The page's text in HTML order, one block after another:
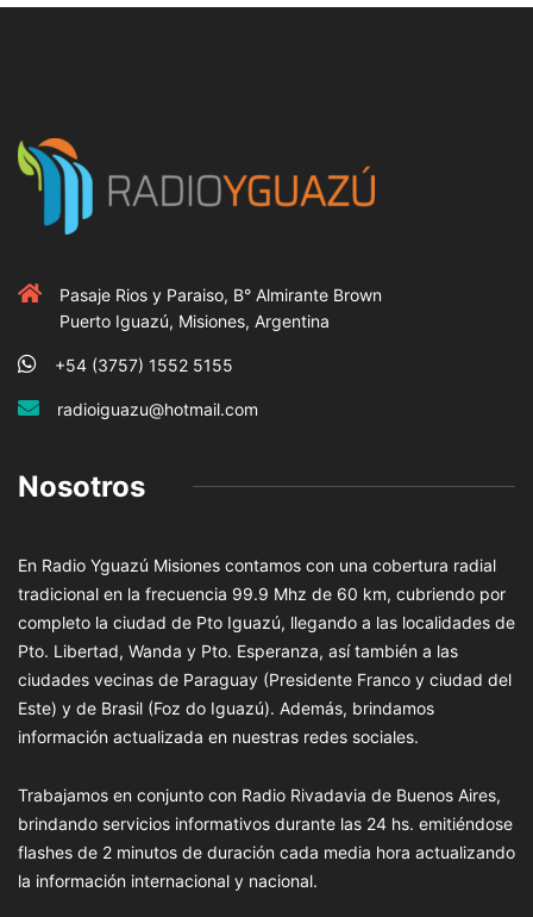
Pasaje Rios y Paraiso, B° Almirante Brown
Puerto Iguazú, Misiones, Argentina
+54 (3757) 1552 5155
radioiguazu@hotmail.com
Nosotros
En Radio Yguazú Misiones contamos con una cobertura radial
tradicional en la frecuencia 99.9 Mhz de 60 km, cubriendo por
completo la ciudad de Pto Iguazú, llegando a las localidades de
Pto. Libertad, Wanda y Pto. Esperanza, así también a las
ciudades vecinas de Paraguay (Presidente Franco y ciudad del
Este) y de Brasil (Foz do Iguazú). Además, brindamos
información actualizada en nuestras redes sociales.
Trabajamos en conjunto con Radio Rivadavia de Buenos Aires,
brindando servicios informativos durante las 24 hs. emitiéndose
flashes de 2 minutos de duración cada media hora actualizando
la información internacional y nacional.